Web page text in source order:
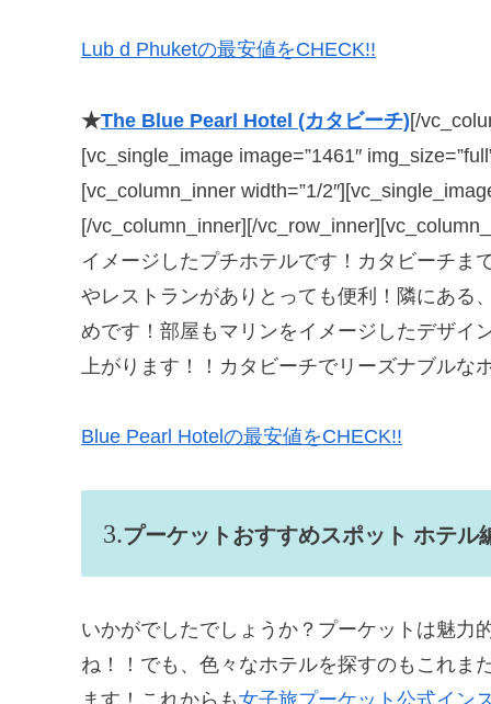
Lub d Phuketの最安値をCHECK!!
★The Blue Pearl Hotel (カタビーチ)[/
[vc_single_image image=”1461″
[vc_column_inner width=”1/
[/vc_column_inner][/
イメージしたプチホテルです！カタビーチま
やレストランがありとっても便利！隣にある
めです！部屋もマリンをイメージしたデザイ
上がります！！カタビーチでリーズナブルな
Blue Pearl Hotelの最安値をCHECK!!
プーケットおすすめスポット ホテル
いかがでしたでしょうか？プーケットは魅力
ね！！でも、色々なホテルを探すのもこれま
ます！これからも女子旅プーケット公式イン